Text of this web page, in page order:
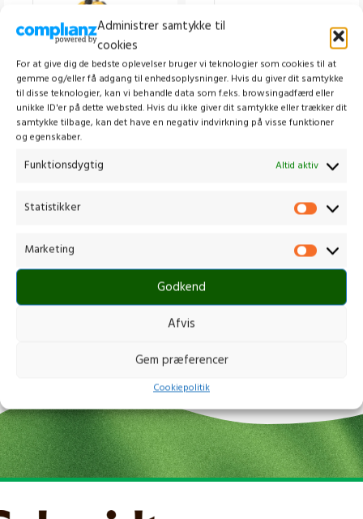
Administrer samtykke til
cookies
For at give dig de bedste oplevelser bruger vi teknologier som cookies til at
gemme og/eller få adgang til enhedsoplysninger. Hvis du giver dit samtykke
til disse teknologier, kan vi behandle data som f.eks. browsingadfærd eller
unikke ID'er på dette websted. Hvis du ikke giver dit samtykke eller trækker dit
samtykke tilbage, kan det have en negativ indvirkning på visse funktioner
og egenskaber.
Funktionsdygtig Altid aktiv
Statistikker
Marketing
Godkend
Afvis
Gem præferencer
Cookiepolitik
STIGA SC 100E KIT
Buskrydder /Trimmer
Buskrydder/Trimmer m. batteri
inkl. moms
SKU:257022001/ST1
500 W kulfri motor
Kvalitetssaks i carbonstål
Inklusiv STIGA ePower 20V 2Ah batteri
Buskrydder/Trimmer m. batteri
SKU:
Drevet af et 48 V batteri
Arbejdsbredde på 30 cm
Automatisk dual line-trimmerhoved
kanttrimningsfunktion
Teleskoprør
Anbefalet batteri: STIGA ePower E 420